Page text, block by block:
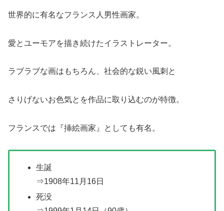
世界的に有名なフランス人男性画家。
愛とユーモアを描き続けたイラストレーター。
ラブラブな画はもちろん、社会的な鋭い風刺と
さりげないお色気とを作品に取り込むのが特徴。
フランスでは『挿絵画家』としても有名。
生誕
⇒1908年11月16日
死没